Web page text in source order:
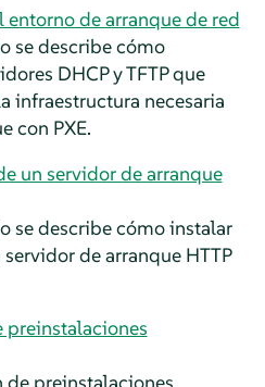
entorno de arranque de red
se describe cómo
DHCP y TFTP que
infraestructura necesaria
con PXE.
un servidor de arranque
se describe cómo instalar
de arranque HTTP
preinstalaciones